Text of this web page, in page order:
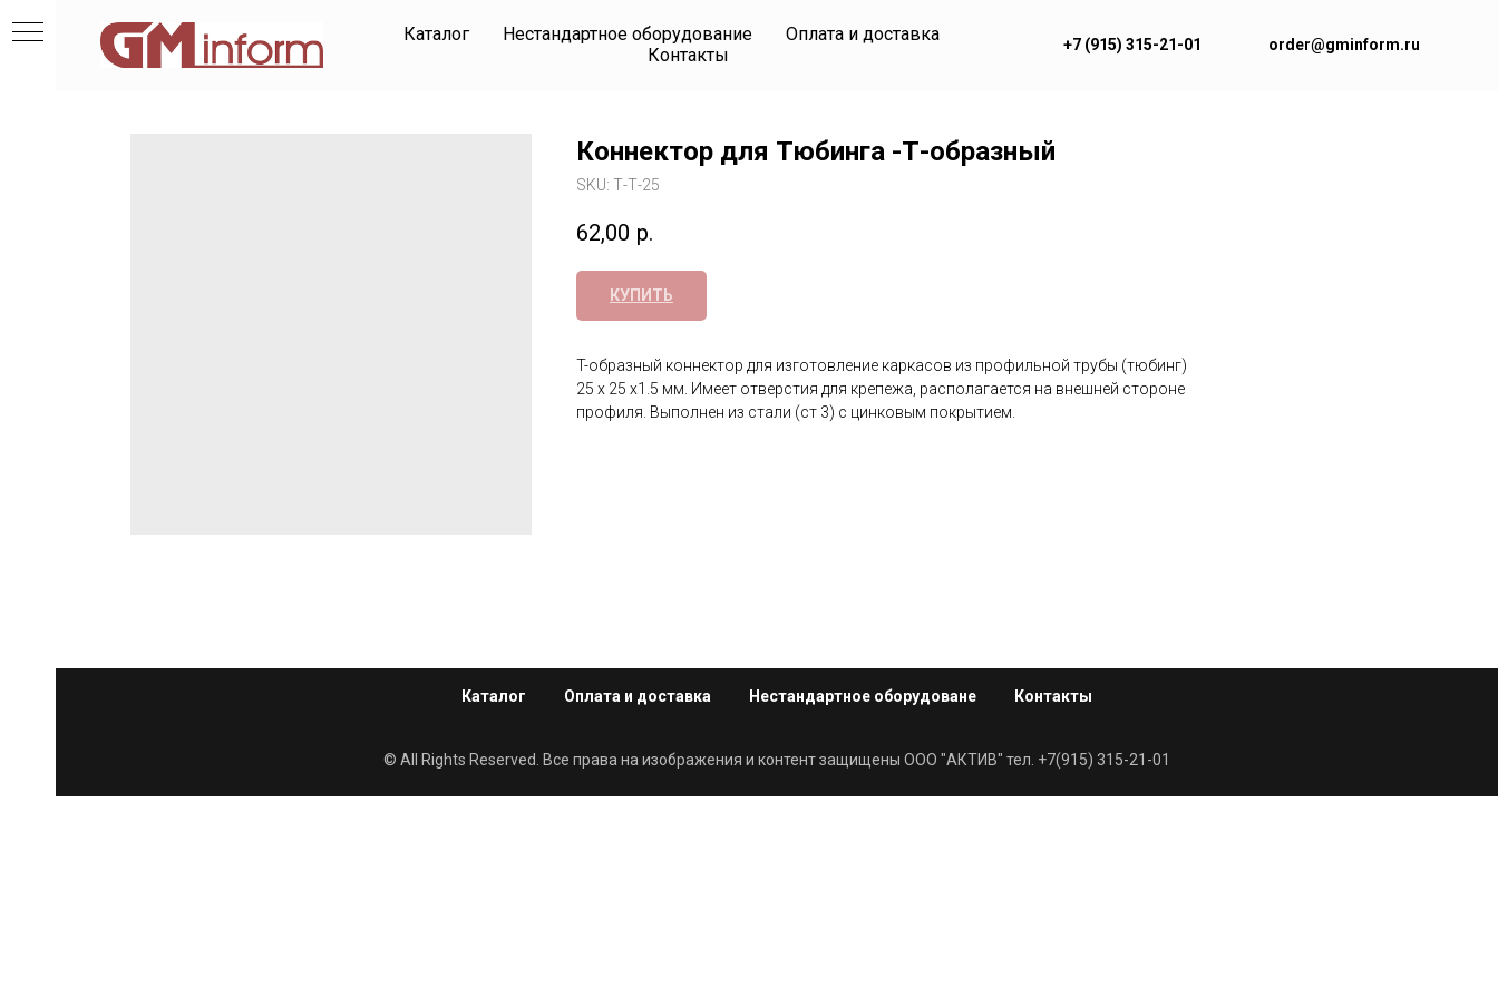
Каталог Нестандартное оборудование
Оплата и доставка
Контакты
+7 (915) 315-21-01 order@gminform.ru
Коннектор для Тюбинга -Т-образный
SKU: Т-Т-25
62,00 р.
КУПИТЬ
T-образный коннектор для изготовление каркасов из профильной трубы (тюбинг)
25 х 25 х1.5 мм. Имеет отверстия для крепежа, располагается на внешней стороне
профиля. Выполнен из стали (ст 3) с цинковым покрытием.
Каталог Оплата и доставка Нестандартное оборудоване Контакты
© All Rights Reserved. Все права на изображения и контент защищены ООО "АКТИВ" тел. +7(915) 315-21-01